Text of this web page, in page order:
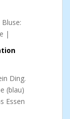
|
Ding.
(blau)
Essen